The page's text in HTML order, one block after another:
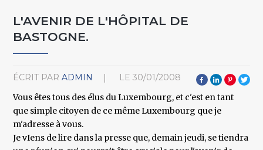
L'AVENIR DE L'HÔPITAL DE
BASTOGNE.
ÉCRIT PAR ADMIN LE 30/01/2008
Vous êtes tous des élus du Luxembourg, et c'est en tant
que simple citoyen de ce même Luxembourg que je
m'adresse à vous.
Je vIens de lire dans la presse que, demain jeudi, se tiendra